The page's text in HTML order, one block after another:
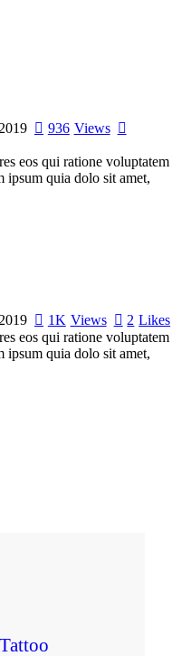
936 Views
eos qui ratione voluptatem
ipsum quia dolo sit amet,
1K Views 2 Likes
eos qui ratione voluptatem
ipsum quia dolo sit amet,